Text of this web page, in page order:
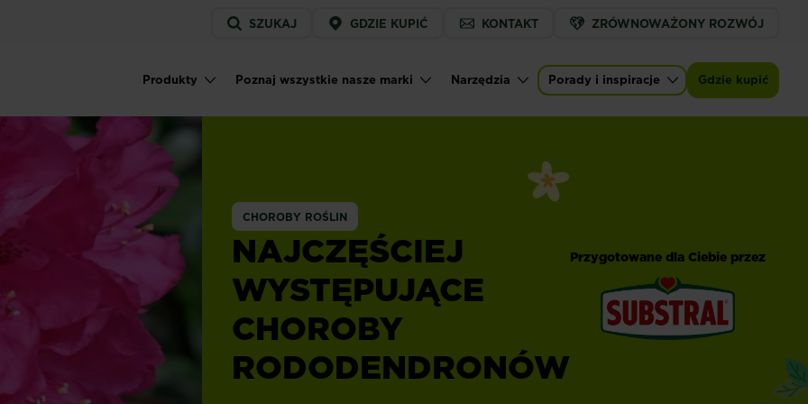
Service
menu
SZUKAJ GDZIE KUPIĆ KONTAKT ZRÓWNOWAŻONY ROZWÓJ
Main navigation
Produkty Poznaj wszystkie nasze marki Narzędzia Porady i inspiracje Gdzie kupić
CHOROBY ROŚLIN
NAJCZĘŚCIEJ
WYSTĘPUJĄCE
CHOROBY
RODODENDRONÓW
Przygotowane dla Ciebie przez